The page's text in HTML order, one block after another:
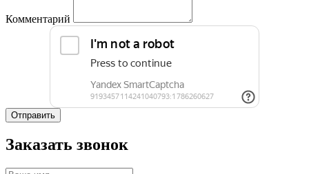
Комментарий
Отправить
Заказать звонок